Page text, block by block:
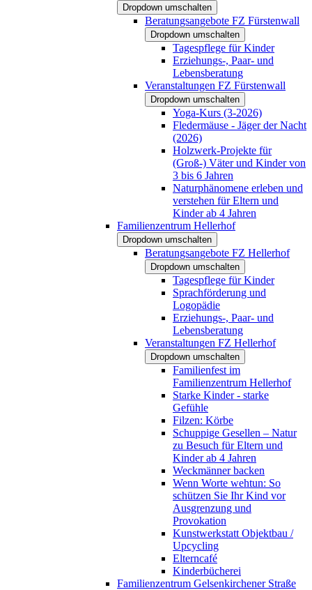
Dropdown umschalten
Beratungsangebote FZ Fürstenwall
Dropdown umschalten
Tagespflege für Kinder
Erziehungs-, Paar- und
Lebensberatung
Veranstaltungen FZ Fürstenwall
Dropdown umschalten
Yoga-Kurs (3-2026)
Fledermäuse - Jäger der Nacht
(2026)
Holzwerk-Projekte für
(Groß-) Väter und Kinder von
3 bis 6 Jahren
Naturphänomene erleben und
verstehen für Eltern und
Kinder ab 4 Jahren
Familienzentrum Hellerhof
Dropdown umschalten
Beratungsangebote FZ Hellerhof
Dropdown umschalten
Tagespflege für Kinder
Sprachförderung und
Logopädie
Erziehungs-, Paar- und
Lebensberatung
Veranstaltungen FZ Hellerhof
Dropdown umschalten
Familienfest im
Familienzentrum Hellerhof
Starke Kinder - starke
Gefühle
Filzen: Körbe
Schuppige Gesellen – Natur
zu Besuch für Eltern und
Kinder ab 4 Jahren
Weckmänner backen
Wenn Worte wehtun: So
schützen Sie Ihr Kind vor
Ausgrenzung und
Provokation
Kunstwerkstatt Objektbau /
Upcycling
Elterncafé
Kinderbücherei
Familienzentrum Gelsenkirchener Straße